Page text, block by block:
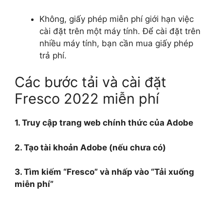
Không, giấy phép miễn phí giới hạn việc
cài đặt trên một máy tính. Để cài đặt trên
nhiều máy tính, bạn cần mua giấy phép
trả phí.
Các bước tải và cài đặt
Fresco 2022 miễn phí
1. Truy cập trang web chính thức của Adobe
2. Tạo tài khoản Adobe (nếu chưa có)
3. Tìm kiếm “Fresco” và nhấp vào “Tải xuống
miễn phí”